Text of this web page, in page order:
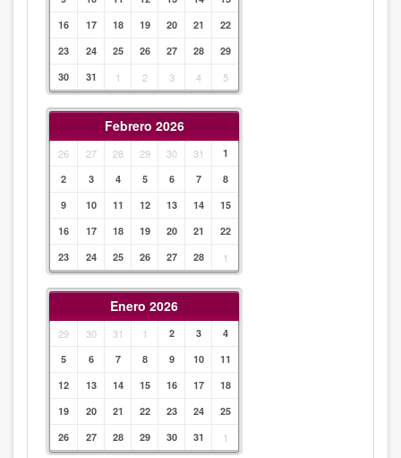
16
17 18 19 20 21
22
23
24 25 26 27 28
29
30
31 1 2 3 4 5
Febrero 2026
26 27 28 29 30 31
1
2
3 4 5 6 7
8
9
10 11 12 13 14
15
16
17 18 19 20 21
22
23
24 25 26 27 28 1
Enero 2026
29 30 31 1 2 3
4
5
6 7 8 9 10
11
12
13 14 15 16 17
18
19
20 21 22 23 24
25
26
27 28 29 30 31 1